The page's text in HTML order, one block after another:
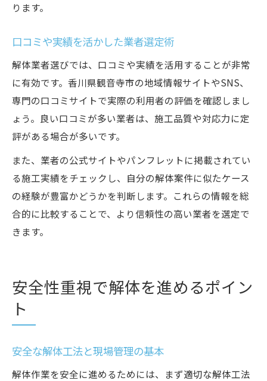
ります。
口コミや実績を活かした業者選定術
解体業者選びでは、口コミや実績を活用することが非常
に有効です。香川県観音寺市の地域情報サイトやSNS、
専門の口コミサイトで実際の利用者の評価を確認しまし
ょう。良い口コミが多い業者は、施工品質や対応力に定
評がある場合が多いです。
また、業者の公式サイトやパンフレットに掲載されてい
る施工実績をチェックし、自分の解体案件に似たケース
の経験が豊富かどうかを判断します。これらの情報を総
合的に比較することで、より信頼性の高い業者を選定で
きます。
安全性重視で解体を進めるポイン
ト
安全な解体工法と現場管理の基本
解体作業を安全に進めるためには、まず適切な解体工法